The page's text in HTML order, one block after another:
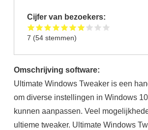
Cijfer van bezoekers:
7 (54 stemmen)
Omschrijving software:
Ultimate Windows Tweaker is een
om diverse instellingen in Windows
kunnen aanpassen. Veel
ultieme tweaker. Ultimate Windows